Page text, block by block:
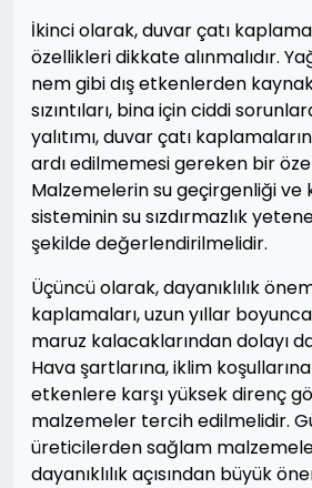
İkinci olarak, duvar çatı
özellikleri dikkate alınmalıdır.
nem gibi dış etkenlerden
sızıntıları, bina için ciddi
yalıtımı, duvar çatı
ardı edilmemesi gereken bir
Malzemelerin su geçirgenliği ve
sisteminin su sızdırmazlık
şekilde değerlendirilmelidir.
Üçüncü olarak, dayanıklılık
kaplamaları, uzun yıllar
maruz kalacaklarından dolayı
Hava şartlarına, iklim
etkenlere karşı yüksek direnç
malzemeler tercih edilmelidir.
üreticilerden sağlam
dayanıklılık açısından büyük